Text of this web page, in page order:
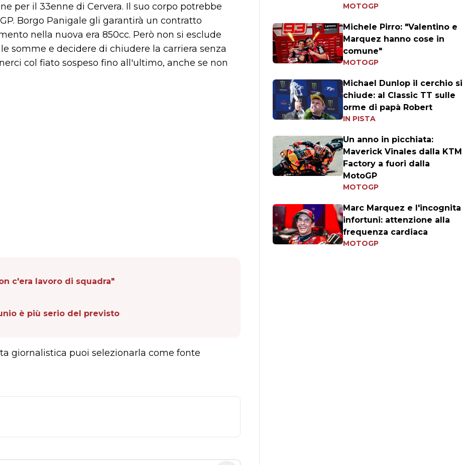
per il 33enne di Cervera. Il suo corpo potrebbe
Borgo Panigale gli garantirà un contratto
nella nuova era 850cc. Però non si esclude
somme e decidere di chiudere la carriera senza
col fiato sospeso fino all'ultimo, anche se non
c'era lavoro di squadra"
è più serio del previsto
giornalistica puoi selezionarla come fonte
MOTOGP
Michele Pirro: "Valentino e
Marquez hanno cose in
comune"
MOTOGP
Michael Dunlop il cerchio si
chiude: al Classic TT sulle
orme di papà Robert
IN PISTA
Un anno in picchiata:
Maverick Vinales dalla KTM
Factory a fuori dalla
MotoGP
MOTOGP
Marc Marquez e l'incognita
infortuni: attenzione alla
frequenza cardiaca
MOTOGP